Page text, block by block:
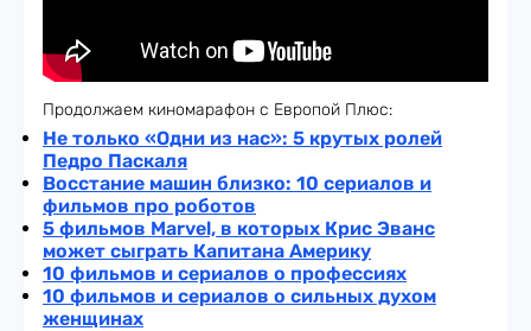
Продолжаем киномарафон с Европой Плюс:
Не только «Одни из нас»: 5 крутых ролей
Педро Паскаля
Восстание машин близко: 10 сериалов и
фильмов про роботов
5 фильмов Marvel, в которых Крис Эванс
может сыграть Капитана Америку
10 фильмов и сериалов о профессиях
10 фильмов и сериалов о сильных духом
женщинах